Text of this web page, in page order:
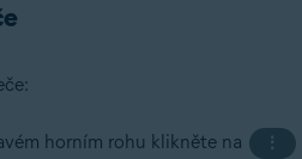
horním rohu klikněte na ⋮